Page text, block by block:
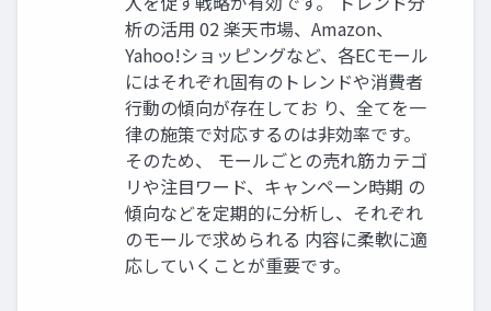
析の活用 02 楽天市場、Amazon、
Yahoo!ショッピングなど、各ECモール
にはそれぞれ固有のトレンドや消費者
行動の傾向が存在してお り、全てを一
律の施策で対応するのは非効率です。
そのため、 モールごとの売れ筋カテゴ
リや注目ワード、キャンペーン時期 の
傾向などを定期的に分析し、それぞれ
のモールで求められる 内容に柔軟に適
応していくことが重要です。